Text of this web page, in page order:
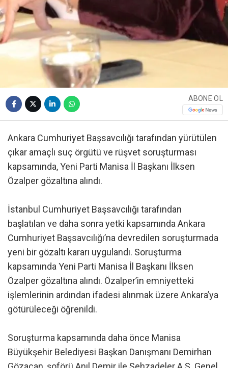
ABONE OL
Ankara Cumhuriyet Başsavcılığı tarafından yürütülen
çıkar amaçlı suç örgütü ve rüşvet soruşturması
kapsamında, Yeni Parti Manisa İl Başkanı İlksen
Özalper gözaltına alındı.
İstanbul Cumhuriyet Başsavcılığı tarafından
başlatılan ve daha sonra yetki kapsamında Ankara
Cumhuriyet Başsavcılığı’na devredilen soruşturmada
yeni bir gözaltı kararı uygulandı. Soruşturma
kapsamında Yeni Parti Manisa İl Başkanı İlksen
Özalper gözaltına alındı. Özalper’in emniyetteki
işlemlerinin ardından ifadesi alınmak üzere Ankara’ya
götürüleceği öğrenildi.
Soruşturma kapsamında daha önce Manisa
Büyükşehir Belediyesi Başkan Danışmanı Demirhan